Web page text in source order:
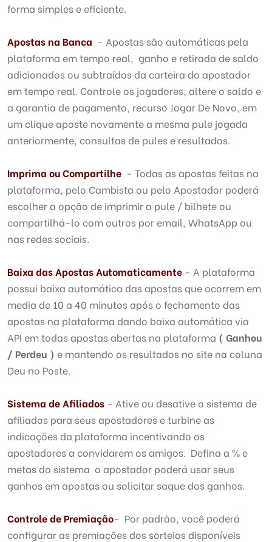
forma simples e eficiente.
Apostas na Banca - Apostas são automáticas pela
plataforma em tempo real, ganho e retirada de saldo
adicionados ou subtraídos da carteira do apostador
em tempo real. Controle os jogadores, altere o saldo e
a garantia de pagamento, recurso Jogar De Novo, em
um clique aposte novamente a mesma pule jogada
anteriormente, consultas de pules e resultados.
Imprima ou Compartilhe - Todas as apostas feitas na
plataforma, pelo Cambista ou pelo Apostador poderá
escolher a opção de imprimir a pule / bilhete ou
compartilhá-lo com outros por email, WhatsApp ou
nas redes sociais.
Baixa das Apostas Automaticamente - A plataforma
possui baixa automática das apostas que ocorrem em
media de 10 a 40 minutos após o fechamento das
apostas na plataforma dando baixa automática via
API em todas apostas abertas na plataforma ( Ganhou
/ Perdeu ) e mantendo os resultados no site na coluna
Deu no Poste.
Sistema de Afiliados - Ative ou desative o sistema de
afiliados para seus apostadores e turbine as
indicações da plataforma incentivando os
apostadores a convidarem os amigos. Defina a % e
metas do sistema o apostador poderá usar seus
ganhos em apostas ou solicitar saque dos ganhos.
Controle de Premiação- Por padrão, você poderá
configurar as premiações dos sorteios disponíveis